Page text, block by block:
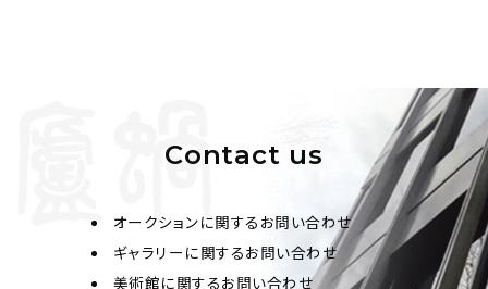
Contact us
オークションに関するお問い合わせ
ギャラリーに関するお問い合わせ
美術館に関するお問い合わせ